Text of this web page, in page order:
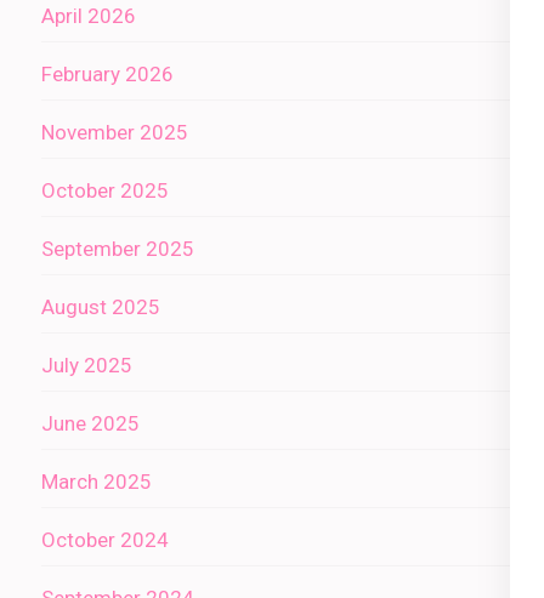
April 2026
February 2026
November 2025
October 2025
September 2025
August 2025
July 2025
June 2025
March 2025
October 2024